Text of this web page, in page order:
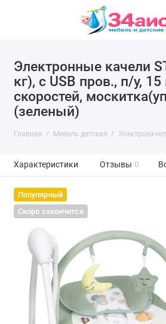
Электронные качели
кг), с USB пров., п/у,
скоростей,
(зеленый)
Главная Мебель детская
Характеристики Отзывы 0
Популярный
Скоро закончится